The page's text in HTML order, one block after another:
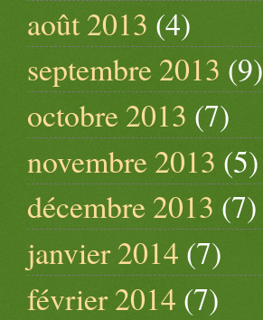
août 2013 (4)
septembre 2013 (9)
octobre 2013 (7)
novembre 2013 (5)
décembre 2013 (7)
janvier 2014 (7)
février 2014 (7)